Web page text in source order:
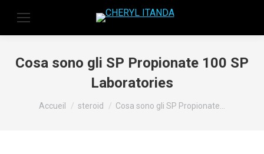
Cosa sono gli SP Propionate 100 SP
Laboratories
Vous êtes ici :
Accueil steroid Cosa sono gli SP Propionate…